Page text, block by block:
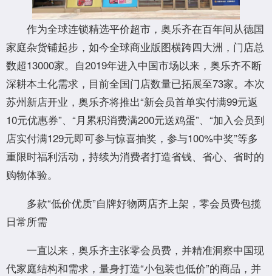
作为全球连锁精选平价超市，奥乐齐在百年间从德国
家庭杂货铺起步，如今全球商业版图横跨四大洲，门店总
数超13000家。自2019年进入中国市场以来，奥乐齐不断
深耕本土化需求，目前全国门店数量已拓展至73家。本次
苏州新店开业，奥乐齐将推出“新会员首单实付满99元返
10元优惠券”、“月累积消费满200元送鸡蛋”、“加入会员到
店实付满129元即可参与惊喜抽奖，参与100%中奖”等多
重限时福利活动，持续为消费者打造省钱、省心、省时的
购物体验。
多款“低价优质”自牌好物两店齐上架，零会员费包揽
日常所需
一直以来，奥乐齐主张零会员费，并精准洞察中国现
代家庭结构和需求，量身打造“小包装也低价”的商品，并